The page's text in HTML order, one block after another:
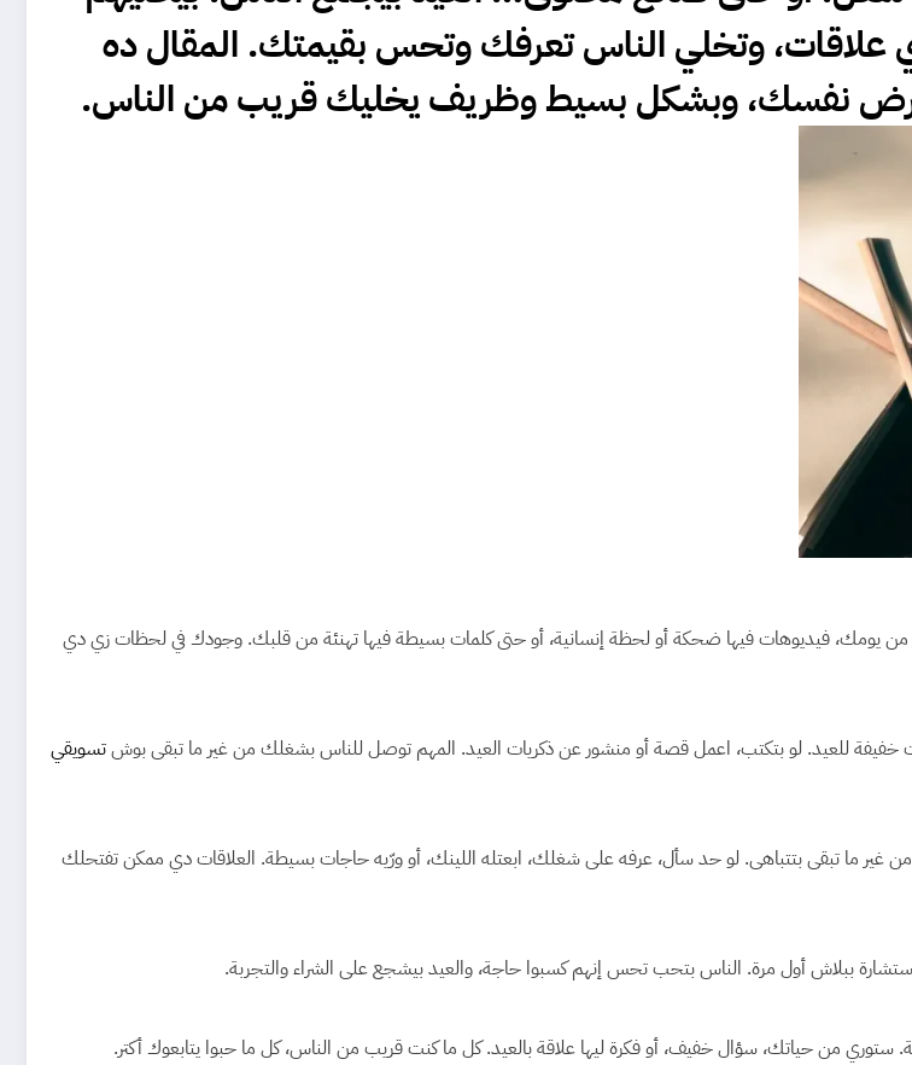
علاقات، وتخلي الناس تعرفك وتحس بقيمتك. المقال ده
نفسك، وبشكل بسيط وظريف يخليك قريب من الناس.
من يومك، فيديوهات فيها ضحكة أو لحظة إنسانية، أو حتى كلمات بسيطة فيها تهنئة من قلبك. وجودك في لحظات زي دي
خفيفة للعيد. لو بتكتب، اعمل قصة أو منشور عن ذكريات العيد. المهم توصل للناس بشغلك من غير ما تبقى بوشتسويقي
ما تبقى بتتباهى. لو حد سأل، عرفه على شغلك، ابعتله اللينك، أو ورّيه حاجات بسيطة. العلاقات دي ممكن تفتحلك
ببلاش أول مرة. الناس بتحب تحس إنهم كسبوا حاجة، والعيد بيشجع على الشراء والتجربة.
من حياتك، سؤال خفيف، أو فكرة ليها علاقة بالعيد. كل ما كنت قريب من الناس، كل ما حبوا يتابعوك أكتر.